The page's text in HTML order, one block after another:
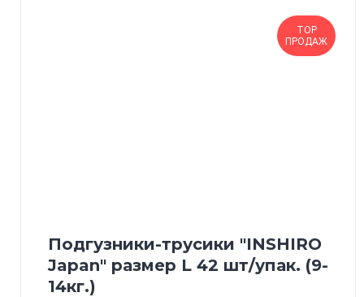
TOP
ПРОДАЖ
Подгузники-трусики "INSHIRO
Japan" размер L 42 шт/упак. (9-
14кг.)